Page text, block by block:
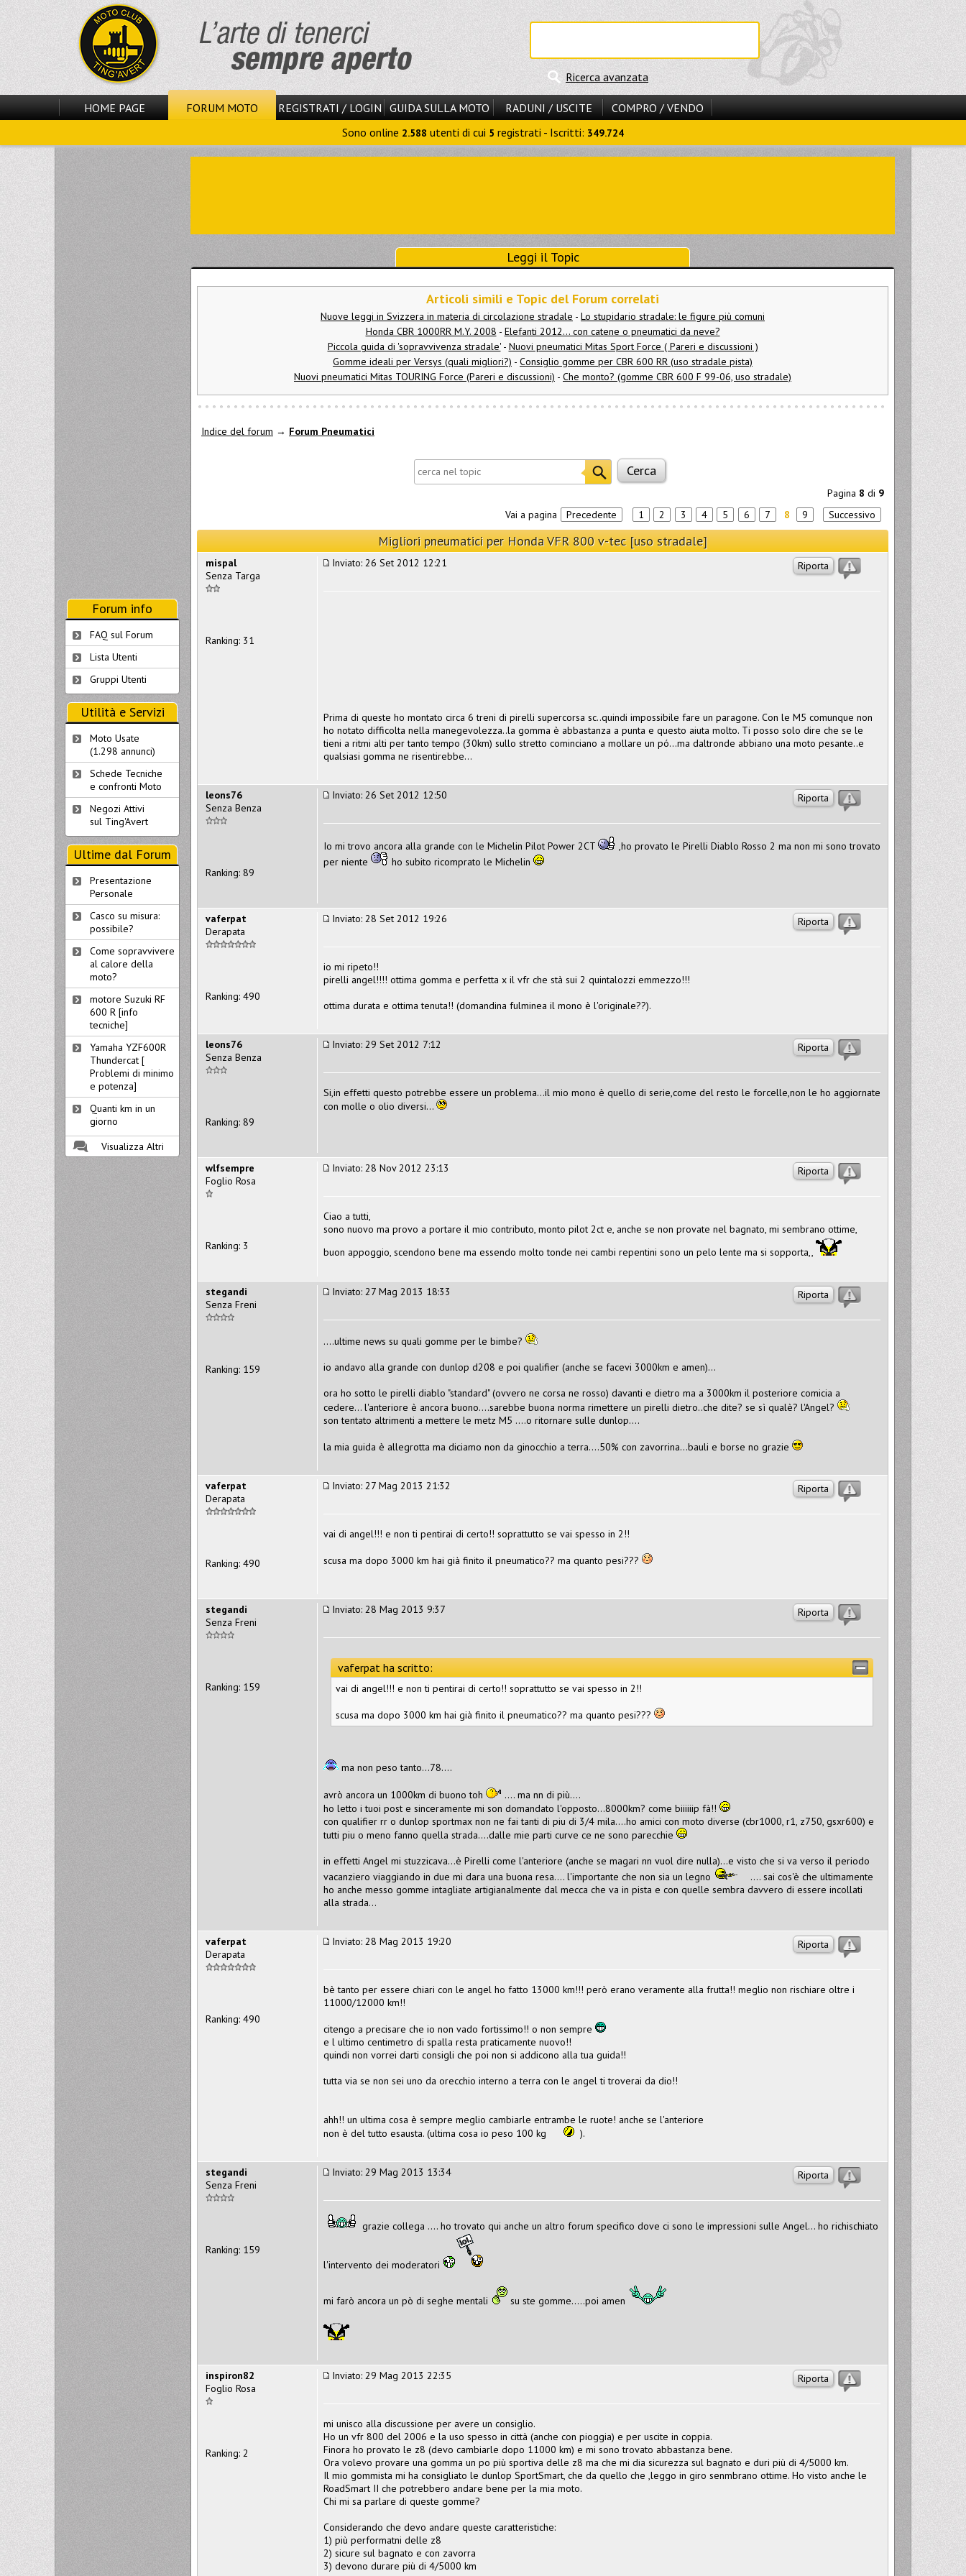
Ricerca avanzata
HOME PAGE FORUM MOTO REGISTRATI / LOGIN GUIDA SULLA MOTO RADUNI / USCITE
COMPRO / VENDO
Sono online 2.588 utenti di cui 5 registrati - Iscritti: 349.724
Leggi il Topic
Articoli simili e Topic del Forum correlati
Nuove leggi in Svizzera in materia di circolazione stradale - Lo stupidario stradale: le figure più comuni
Honda CBR 1000RR M.Y. 2008 - Elefanti 2012... con catene o pneumatici da neve?
Piccola guida di 'sopravvivenza stradale'- Nuovi pneumatici Mitas Sport Force ( Pareri e discussioni )
Gomme ideali per Versys (quali migliori?) - Consiglio gomme per CBR 600 RR (uso stradale pista)
Nuovi pneumatici Mitas TOURING Force (Pareri e discussioni) - Che monto? (gomme CBR 600 F 99-06, uso stradale)
Indice del forum → Forum Pneumatici
Pagina 8 di 9
Vai a pagina
Precedente 1 2 3 4 5 6 7 8 9 Successivo
Migliori pneumatici per Honda VFR 800 v-tec [uso stradale]
Riporta
Inviato: 26 Set 2012 12:21
Prima di queste ho montato circa 6 treni di pirelli supercorsa sc..quindi impossibile fare un paragone. Con le M5 comunque non
ho notato difficolta nella manegevolezza..la gomma è abbastanza a punta e questo aiuta molto. Ti posso solo dire che se le
tieni a ritmi alti per tanto tempo (30km) sullo stretto cominciano a mollare un pó...ma daltronde abbiano una moto pesante..e
qualsiasi gomma ne risentirebbe...
mispal
Senza Targa
Ranking: 31
Riporta
Inviato: 26 Set 2012 12:50
Io mi trovo ancora alla grande con le Michelin Pilot Power 2CT
,ho provato le Pirelli Diablo Rosso 2 ma non mi sono trovato
per niente
ho subito ricomprato le Michelin
leons76
Senza Benza
Ranking: 89
Riporta
Inviato: 28 Set 2012 19:26
io mi ripeto!!
pirelli angel!!!! ottima gomma e perfetta x il vfr che stà sui 2 quintalozzi emmezzo!!!
ottima durata e ottima tenuta!! (domandina fulminea il mono è l'originale??).
vaferpat
Derapata
Ranking: 490
Riporta
Inviato: 29 Set 2012 7:12
Si,in effetti questo potrebbe essere un problema...il mio mono è quello di serie,come del resto le forcelle,non le ho aggiornate
con molle o olio diversi...
leons76
Senza Benza
Ranking: 89
Riporta
Inviato: 28 Nov 2012 23:13
Ciao a tutti,
sono nuovo ma provo a portare il mio contributo, monto pilot 2ct e, anche se non provate nel bagnato, mi sembrano ottime,
buon appoggio, scendono bene ma essendo molto tonde nei cambi repentini sono un pelo lente ma si sopporta,,
wlfsempre
Foglio Rosa
Ranking: 3
Riporta
Inviato: 27 Mag 2013 18:33
....ultime news su quali gomme per le bimbe?
io andavo alla grande con dunlop d208 e poi qualifier (anche se facevi 3000km e amen)...
ora ho sotto le pirelli diablo "standard" (ovvero ne corsa ne rosso) davanti e dietro ma a 3000km il posteriore comicia a
cedere... l'anteriore è ancora buono....sarebbe buona norma rimettere un pirelli dietro..che dite? se sì qualè? l'Angel?
son tentato altrimenti a mettere le metz M5 ....o ritornare sulle dunlop....
la mia guida è allegrotta ma diciamo non da ginocchio a terra....50% con zavorrina...bauli e borse no grazie
stegandi
Senza Freni
Ranking: 159
Riporta
Inviato: 27 Mag 2013 21:32
vai di angel!!! e non ti pentirai di certo!! soprattutto se vai spesso in 2!!
scusa ma dopo 3000 km hai già finito il pneumatico?? ma quanto pesi???
vaferpat
Derapata
Ranking: 490
Riporta
Inviato: 28 Mag 2013 9:37
vaferpat ha scritto:
vai di angel!!! e non ti pentirai di certo!! soprattutto se vai spesso in 2!!
scusa ma dopo 3000 km hai già finito il pneumatico?? ma quanto pesi???
ma non peso tanto...78....
avrò ancora un 1000km di buono toh
.... ma nn di più....
ho letto i tuoi post e sinceramente mi son domandato l'opposto...8000km? come biiiiiip fà!!
con qualifier rr o dunlop sportmax non ne fai tanti di piu di 3/4 mila....ho amici con moto diverse (cbr1000, r1, z750, gsxr600) e
tutti piu o meno fanno quella strada....dalle mie parti curve ce ne sono parecchie
in effetti Angel mi stuzzicava...è Pirelli come l'anteriore (anche se magari nn vuol dire nulla)...e visto che si va verso il periodo
vacanziero viaggiando in due mi dara una buona resa.... l'importante che non sia un legno
.... sai cos'è che ultimamente
ho anche messo gomme intagliate artigianalmente dal mecca che va in pista e con quelle sembra davvero di essere incollati
alla strada...
stegandi
Senza Freni
Ranking: 159
Riporta
Inviato: 28 Mag 2013 19:20
bè tanto per essere chiari con le angel ho fatto 13000 km!!! però erano veramente alla frutta!! meglio non rischiare oltre i
11000/12000 km!!
citengo a precisare che io non vado fortissimo!! o non sempre
e l ultimo centimetro di spalla resta praticamente nuovo!!
quindi non vorrei darti consigli che poi non si addicono alla tua guida!!
tutta via se non sei uno da orecchio interno a terra con le angel ti troverai da dio!!
ahh!! un ultima cosa è sempre meglio cambiarle entrambe le ruote! anche se l'anteriore
non è del tutto esausta. (ultima cosa io peso 100 kg
).
vaferpat
Derapata
Ranking: 490
Riporta
Inviato: 29 Mag 2013 13:34
grazie collega .... ho trovato qui anche un altro forum specifico dove ci sono le impressioni sulle Angel... ho richischiato
l'intervento dei moderatori
mi farò ancora un pò di seghe mentali su ste gomme.....poi amen
stegandi
Senza Freni
Ranking: 159
Riporta
Inviato: 29 Mag 2013 22:35
mi unisco alla discussione per avere un consiglio.
Ho un vfr 800 del 2006 e la uso spesso in città (anche con pioggia) e per uscite in coppia.
Finora ho provato le z8 (devo cambiarle dopo 11000 km) e mi sono trovato abbastanza bene.
Ora volevo provare una gomma un po più sportiva delle z8 ma che mi dia sicurezza sul bagnato e duri più di 4/5000 km.
Il mio gommista mi ha consigliato le dunlop SportSmart, che da quello che ,leggo in giro senmbrano ottime. Ho visto anche le
RoadSmart II che potrebbero andare bene per la mia moto.
Chi mi sa parlare di queste gomme?
Considerando che devo andare queste caratteristiche:
1) più performatni delle z8
2) sicure sul bagnato e con zavorra
3) devono durare più di 4/5000 km
inspiron82
Foglio Rosa
Ranking: 2
Forum info
FAQ sul Forum
Lista Utenti
Gruppi Utenti
Utilità e Servizi
Moto Usate
(1.298 annunci)
Schede Tecniche
e confronti Moto
Negozi Attivi
sul Ting'Avert
Ultime dal Forum
Presentazione
Personale
Casco su misura:
possibile?
Come sopravvivere
al calore della
moto?
motore Suzuki RF
600 R [info
tecniche]
Yamaha YZF600R
Thundercat [
Problemi di minimo
e potenza]
Quanti km in un
giorno
Visualizza Altri